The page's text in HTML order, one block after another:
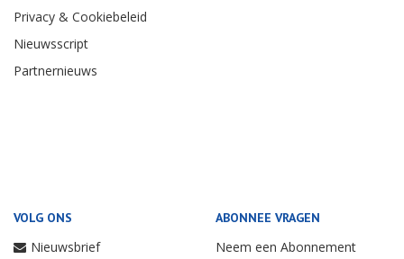
Privacy & Cookiebeleid
Nieuwsscript
Partnernieuws
VOLG ONS
Nieuwsbrief
ABONNEE VRAGEN
Neem een Abonnement